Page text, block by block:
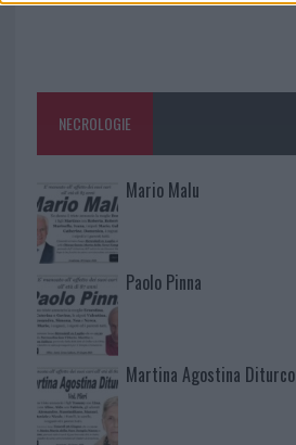
NECROLOGIE
Mario Malu
Paolo Pinna
Martina Agostina Diturco